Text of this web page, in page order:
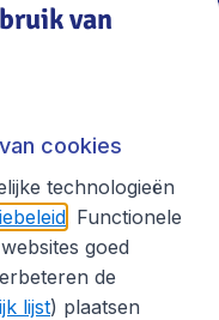
van
cookies
technologieën
. Functionele
goed
de
lijst) plaatsen